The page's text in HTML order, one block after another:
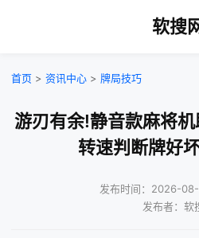
软搜
首页 > 资讯中心 > 牌局技巧
游刃有余!静音款麻将
转速判断牌好
发布时间：2026-
发布者：软